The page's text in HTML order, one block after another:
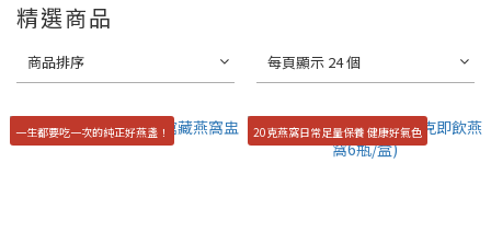
精選商品
商品排序 每頁顯示 24 個
一生都要吃一次的純正好燕盞！ 20克燕窩日常足量保養 健康好氣色